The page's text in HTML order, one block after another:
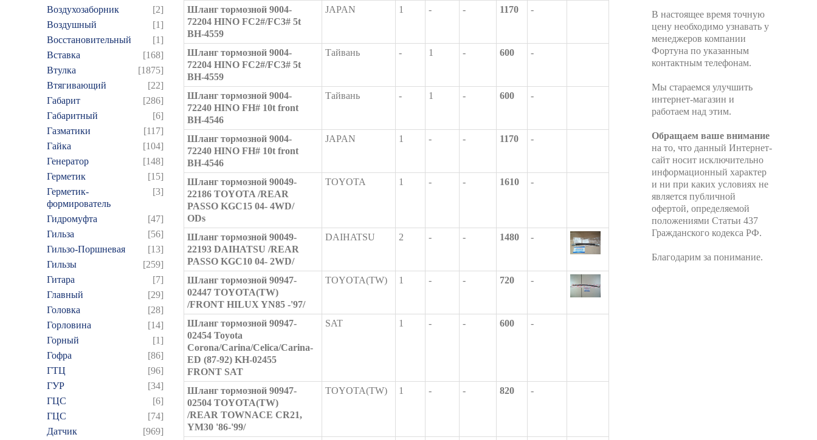
Воздухозаборник
[2]
Воздушный
[1]
Восстановительный
[1]
Вставка
[168]
Втулка
[1875]
Втягивающий
[22]
Габарит
[286]
Габаритный
[6]
Газматики
[117]
Гайка
[104]
Генератор
[148]
Герметик
[15]
Герметик-
формирователь
[3]
Гидромуфта
[47]
Гильза
[56]
Гильзо-Поршневая
[13]
Гильзы
[259]
Гитара
[7]
Главный
[29]
Головка
[28]
Горловина
[14]
Горный
[1]
Гофра
[86]
ГТЦ
[96]
ГУР
[34]
ГЦC
[6]
ГЦС
[74]
Датчик
[969]
Шланг тормозной 9004-
72204 HINO FС2#/FC3# 5t
BH-4559
JAPAN 1 - - 1170 -
Шланг тормозной 9004-
72204 HINO FС2#/FC3# 5t
BH-4559
Тайвань - 1 - 600 -
Шланг тормозной 9004-
72240 HINO FH# 10t front
BH-4546
Тайвань - 1 - 600 -
Шланг тормозной 9004-
72240 HINO FH# 10t front
BH-4546
JAPAN 1 - - 1170 -
Шланг тормозной 90049-
22186 TOYOTA /REAR
PASSO KGC15 04- 4WD/
ODs
TOYOTA 1 - - 1610 -
Шланг тормозной 90049-
22193 DAIHATSU /REAR
PASSO KGC10 04- 2WD/
DAIHATSU 2 - - 1480 -
Шланг тормозной 90947-
02447 TOYOTA(TW)
/FRONT HILUX YN85 -'97/
TOYOTA(TW) 1 - - 720 -
Шланг тормозной 90947-
02454 Toyota
Corona/Carina/Celica/Carina-
ED (87-92) KH-02455
FRONT SAT
SAT 1 - - 600 -
Шланг тормозной 90947-
02504 TOYOTA(TW)
/REAR TOWNACE CR21,
YM30 '86-'99/
TOYOTA(TW) 1 - - 820 -
В настоящее время точную
цену необходимо узнавать у
менеджеров компании
Фортуна по указанным
контактным телефонам.
Мы стараемся улучшить
интернет-магазин и
работаем над этим.
Обращаем ваше внимание
на то, что данный Интернет-
сайт носит исключительно
информационный характер
и ни при каких условиях не
является публичной
офертой, определяемой
положениями Статьи 437
Гражданского кодекса РФ.
Благодарим за понимание.